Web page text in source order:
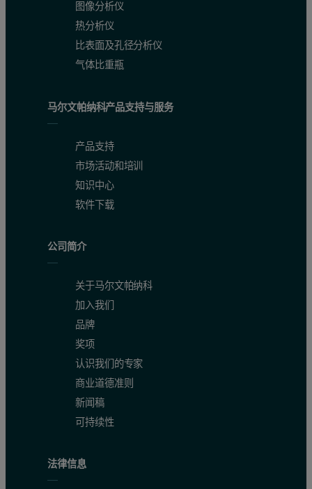
图像分析仪
热分析仪
比表面及孔径分析仪
气体比重瓶
马尔文帕纳科产品支持与服务
产品支持
市场活动和培训
知识中心
软件下载
公司简介
关于马尔文帕纳科
加入我们
品牌
奖项
认识我们的专家
商业道德准则
新闻稿
可持续性
法律信息